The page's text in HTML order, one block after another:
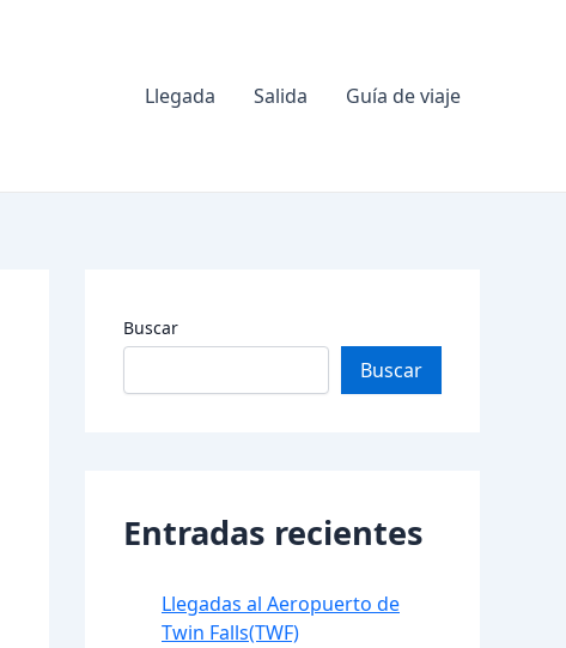
Llegada Salida Guía de viaje
Buscar
Buscar
Entradas recientes
Llegadas al Aeropuerto de
Twin Falls(TWF)